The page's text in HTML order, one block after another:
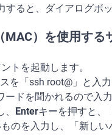
すると、ダイアログボ
MAC）を使用する
トを起動します。
を「ssh root@」と入力
ドを聞かれるので入力
Enterキーを押すと、
のを入力し、「新し